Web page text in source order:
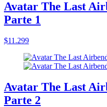
Avatar The Last
Parte 1
$11.299
Avatar The Last
Parte 2